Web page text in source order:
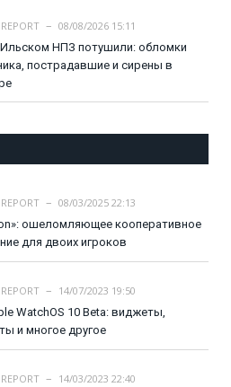
08/08/2026 15:11
НПЗ потушили: обломки
пострадавшие и сирены в
08/03/2025 22:13
ошеломляющее кооперативное
для двоих игроков
14/07/2023 19:50
WatchOS 10 Beta: виджеты,
и многое другое
14/03/2023 22:40